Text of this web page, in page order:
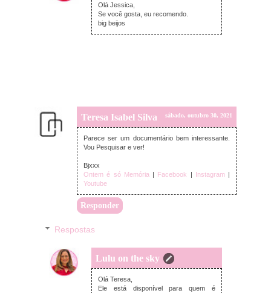
Olá Jessica,
Se você gosta, eu recomendo.
big beijos
Teresa Isabel Silva sábado, outubro 30, 2021
Parece ser um documentário bem interessante.
Vou Pesquisar e ver!
Bjxxx
Ontem é só Memória | Facebook | Instagram|
Youtube
Responder
Respostas
Lulu on the sky
segunda-feira, novembro 01, 2021
Olá Teresa,
Ele está disponível para quem é